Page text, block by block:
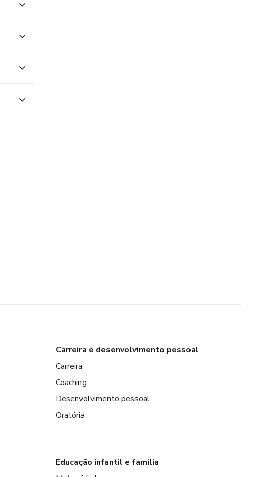
Carreira e desenvolvimento pessoal
Carreira
Coaching
Desenvolvimento pessoal
Oratória
Educação infantil e família